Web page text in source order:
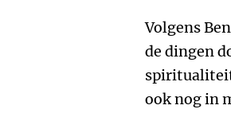
Volgens
de dingen
ook nog in